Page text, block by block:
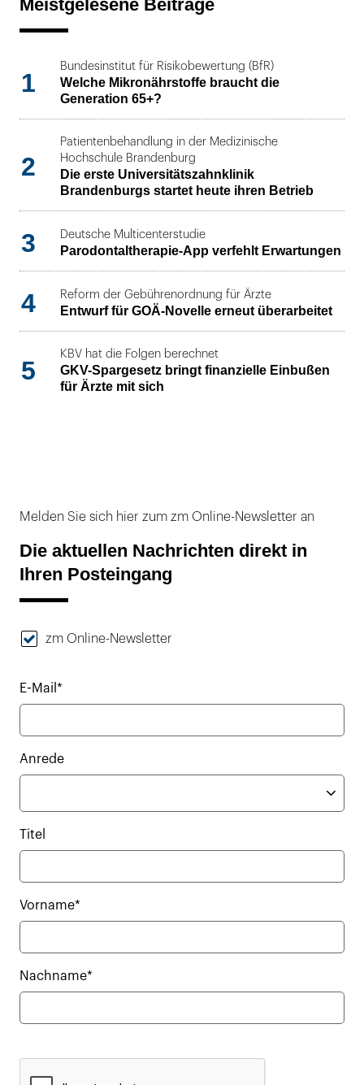
Meistgelesene Beiträge
1
Bundesinstitut für Risikobewertung (BfR)
Welche Mikronährstoffe braucht die
Generation 65+?
2
Patientenbehandlung in der Medizinische
Hochschule Brandenburg
Die erste Universitätszahnklinik
Brandenburgs startet heute ihren Betrieb
3 Deutsche Multicenterstudie
Parodontaltherapie-App verfehlt Erwartungen
4 Reform der Gebührenordnung für Ärzte
Entwurf für GOÄ-Novelle erneut überarbeitet
5
KBV hat die Folgen berechnet
GKV-Spargesetz bringt finanzielle Einbußen
für Ärzte mit sich
Melden Sie sich hier zum zm Online-Newsletter an
Die aktuellen Nachrichten direkt in
Ihren Posteingang
zm Online-Newsletter
E-Mail*
Anrede
Titel
Vorname*
Nachname*